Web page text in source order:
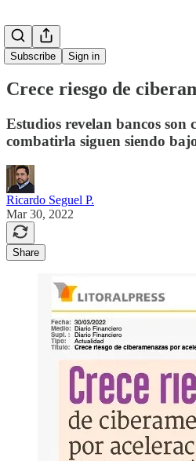
Subscribe Sign in
Crece riesgo de
Estudios revelan bancos son
combatirla siguen siendo
Ricardo Seguel P.
Mar 30, 2022
Share